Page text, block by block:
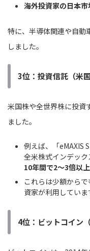
海外投資家の日本
特に、半導体関連や自動
しました。
3位：投資信託（米
米国株や全世界株に投資
ました。
例えば、「eMAXIS
全米株式インデッ
10年間で2〜3倍以
これらは少額から
資家が利用していま
4位：ビットコイン